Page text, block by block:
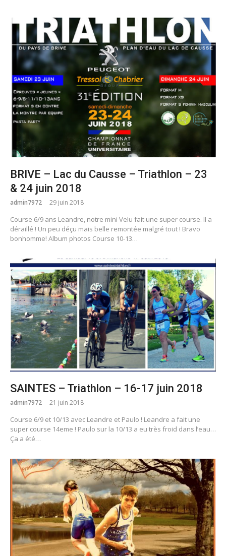
BRIVE – Lac du Causse – Triathlon – 23
& 24 juin 2018
admin7972 29 juin 2018
Course 6/9 ans Leandre, notre mini Velu fait une super course. Il a
déraillé ! Un peu déçu mais belle remontée malgré tout ! Bravo
bonhomme! Album photos Course 10-13…
SAINTES – Triathlon – 16-17 juin 2018
admin7972 21 juin 2018
Course 6/9 et 10/13 avec Leandre et Paulo ! Leandre a fait une
super course 14eme ! Paulo sur la 10/13 a eu très froid dans l’eau…
Ça a été…